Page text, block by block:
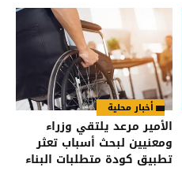
أخبار محلية
الأمير مرعد يلتقي وزراء
ومعنيين لبحث أسباب تعثر
تطبيق كودة متطلبات البناء